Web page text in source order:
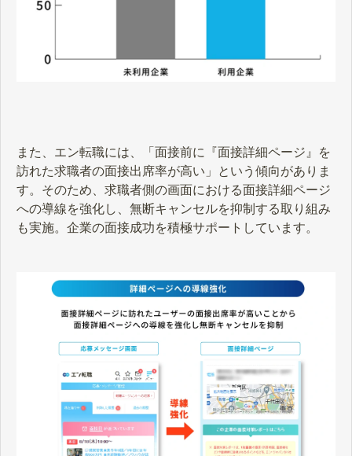
また、エン転職には、「面接前に『面接詳細ページ』を
訪れた求職者の面接出席率が高い」という傾向がありま
す。そのため、求職者側の画面における面接詳細ページ
への導線を強化し、無断キャンセルを抑制する取り組み
も実施。企業の面接成功を積極サポートしています。